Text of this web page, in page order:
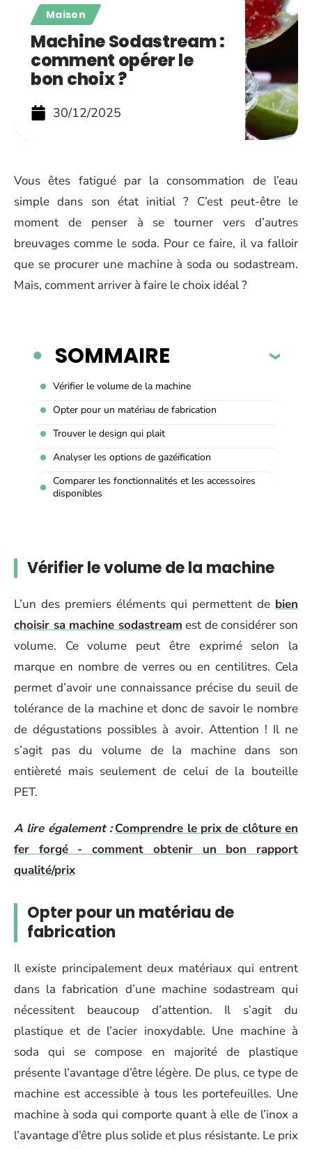
Maison
Machine Sodastream :
comment opérer le
bon choix ?
30/12/2025
Vous êtes fatigué par la consommation de l’eau
simple dans son état initial ? C’est peut-être le
moment de penser à se tourner vers d’autres
breuvages comme le soda. Pour ce faire, il va falloir
que se procurer une machine à soda ou sodastream.
Mais, comment arriver à faire le choix idéal ?
SOMMAIRE
Vérifier le volume de la machine
Opter pour un matériau de fabrication
Trouver le design qui plait
Analyser les options de gazéification
Comparer les fonctionnalités et les accessoires
disponibles
Vérifier le volume de la machine
L’un des premiers éléments qui permettent de bien
choisir sa machine sodastream est de considérer son
volume. Ce volume peut être exprimé selon la
marque en nombre de verres ou en centilitres. Cela
permet d’avoir une connaissance précise du seuil de
tolérance de la machine et donc de savoir le nombre
de dégustations possibles à avoir. Attention ! Il ne
s’agit pas du volume de la machine dans son
entièreté mais seulement de celui de la bouteille
PET.
A lire également : Comprendre le prix de clôture en
fer forgé - comment obtenir un bon rapport
qualité/prix
Opter pour un matériau de
fabrication
Il existe principalement deux matériaux qui entrent
dans la fabrication d’une machine sodastream qui
nécessitent beaucoup d’attention. Il s’agit du
plastique et de l’acier inoxydable. Une machine à
soda qui se compose en majorité de plastique
présente l’avantage d’être légère. De plus, ce type de
machine est accessible à tous les portefeuilles. Une
machine à soda qui comporte quant à elle de l’inox a
l’avantage d’être plus solide et plus résistante. Le prix